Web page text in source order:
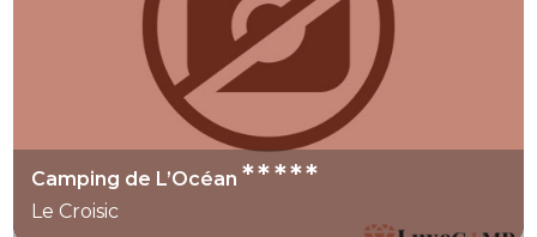
Camping de L’Océan*****
Le Croisic